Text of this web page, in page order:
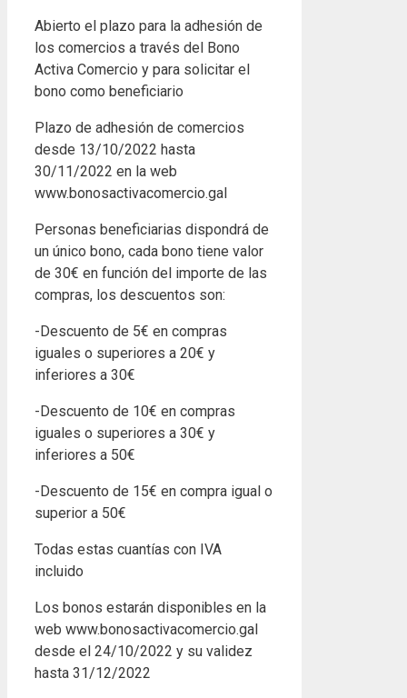
Abierto el plazo para la adhesión de
los comercios a través del Bono
Activa Comercio y para solicitar el
bono como beneficiario
Plazo de adhesión de comercios
desde 13/10/2022 hasta
30/11/2022 en la web
www.bonosactivacomercio.gal
Personas beneficiarias dispondrá de
un único bono, cada bono tiene valor
de 30€ en función del importe de las
compras, los descuentos son:
-Descuento de 5€ en compras
iguales o superiores a 20€ y
inferiores a 30€
-Descuento de 10€ en compras
iguales o superiores a 30€ y
inferiores a 50€
-Descuento de 15€ en compra igual o
superior a 50€
Todas estas cuantías con IVA
incluido
Los bonos estarán disponibles en la
web www.bonosactivacomercio.gal
desde el 24/10/2022 y su validez
hasta 31/12/2022